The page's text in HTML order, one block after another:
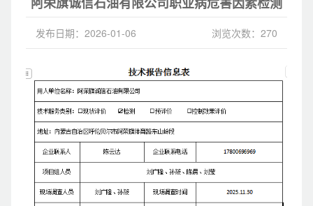
发布日期：2026-01-06 浏览次数：270